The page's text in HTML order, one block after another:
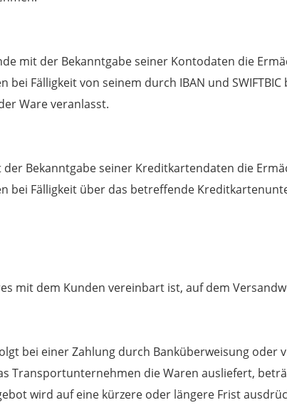
mit der Bekanntgabe seiner Kontodaten die
bei Fälligkeit von seinem durch IBAN und
Ware veranlasst.
Bekanntgabe seiner Kreditkartendaten die
bei Fälligkeit über das betreffende
mit dem Kunden vereinbart ist, auf dem
bei einer Zahlung durch Banküberweisung oder
Transportunternehmen die Waren ausliefert,
wird auf eine kürzere oder längere Frist